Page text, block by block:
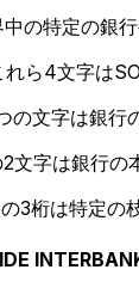
の特定の銀
れら4文字は
の文字は銀行
2文字は銀行の
3桁は特定の